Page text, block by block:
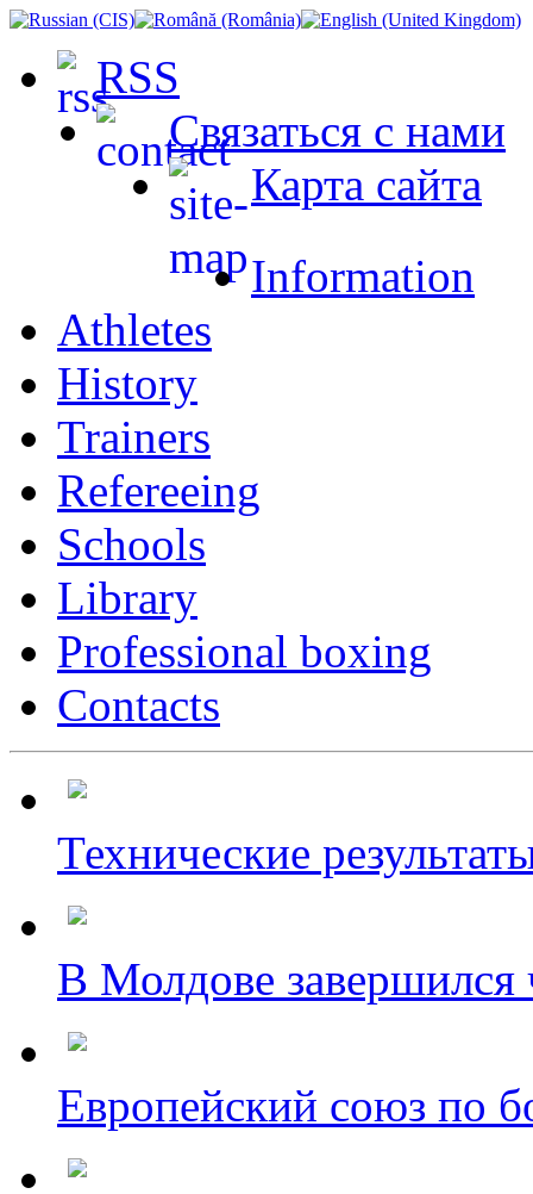
RSS
Связаться с нами
Карта сайта
Information
Athletes
History
Trainers
Refereeing
Schools
Library
Professional boxing
Contacts
Технические
В Молдове завершился
Европейский союз по